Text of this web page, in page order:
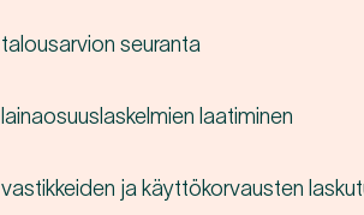
talousarvion seuranta
lainaosuuslaskelmien laatiminen
vastikkeiden ja käyttökorvausten